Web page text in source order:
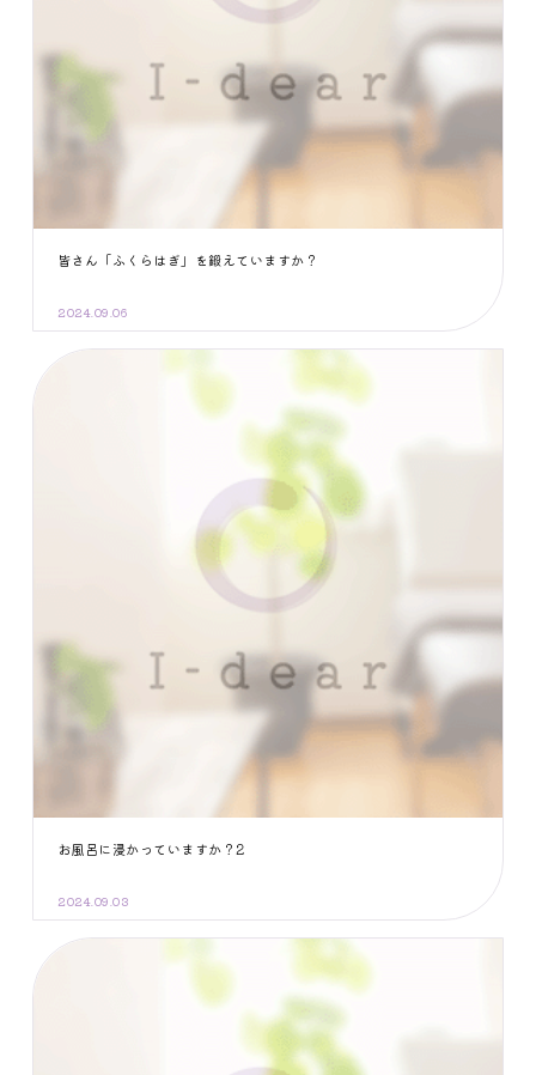
皆さん「ふくらはぎ」を鍛えていますか？
2024.09.06
お風呂に浸かっていますか？2
2024.09.03